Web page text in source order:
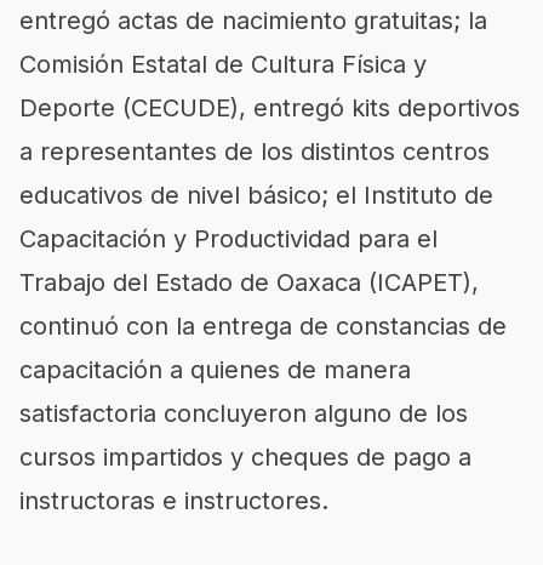
entregó actas de nacimiento gratuitas; la
Comisión Estatal de Cultura Física y
Deporte (CECUDE), entregó kits deportivos
a representantes de los distintos centros
educativos de nivel básico; el Instituto de
Capacitación y Productividad para el
Trabajo del Estado de Oaxaca (ICAPET),
continuó con la entrega de constancias de
capacitación a quienes de manera
satisfactoria concluyeron alguno de los
cursos impartidos y cheques de pago a
instructoras e instructores.